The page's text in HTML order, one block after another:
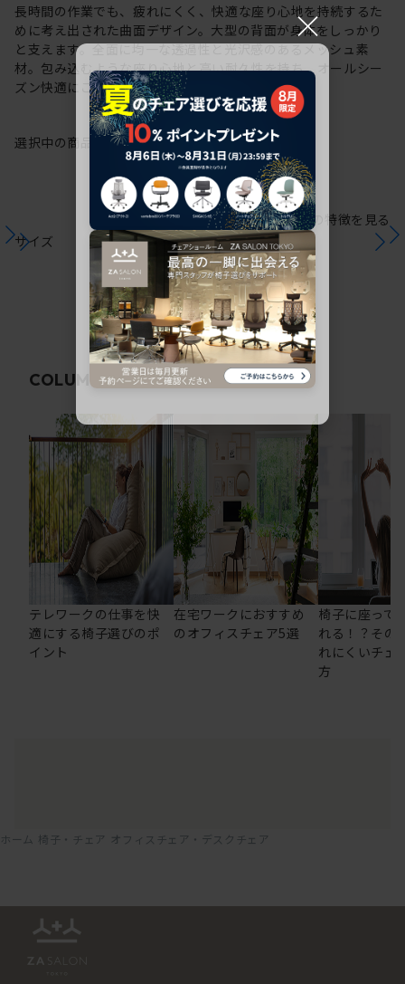
長時間の作業でも、疲れにくく、快適な座り心地を持続するた
めに考え出された曲面デザイン。大型の背面が身体をしっかり
と支えます。全面に均一な透過性と光沢感のあるメッシュ素
材。包み込むような座り心地と高い耐久性を持ち、オールシー
ズン快適にご使用いただけます。
選択中の商品情報保証注意事項
サイズ
シリーズの特徴を見る
COLUMN関連コラム
テレワークの仕事を快
適にする椅子選びのポ
イント
在宅ワークにおすすめ
のオフィスチェア5選
椅子に座って
れる！？その
れにくいチェ
方
ホーム 椅子・チェア オフィスチェア・デスクチェア
×